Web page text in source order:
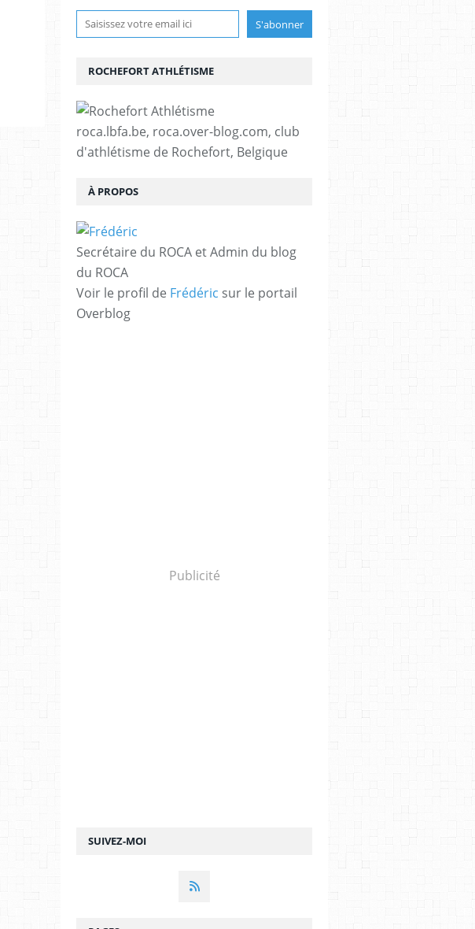
SUIVEZ-MOI
ROCHEFORT ATHLÉTISME
roca.lbfa.be, roca.over-blog.com, club
d'athlétisme de Rochefort, Belgique
À PROPOS
Secrétaire du ROCA et Admin du blog
du ROCA
Voir le profil de Frédéric sur le portail
Overblog
Publicité